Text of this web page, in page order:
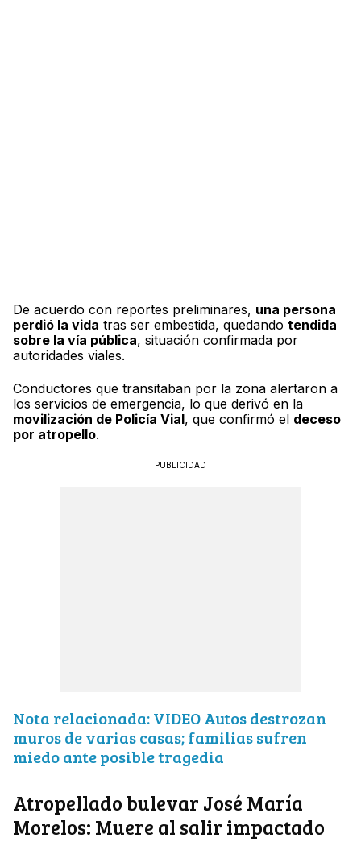
De acuerdo con reportes preliminares, una persona
perdió la vida tras ser embestida, quedando tendida
sobre la vía pública, situación confirmada por
autoridades viales.
Conductores que transitaban por la zona alertaron a
los servicios de emergencia, lo que derivó en la
movilización de Policía Vial, que confirmó el deceso
por atropello.
PUBLICIDAD
Nota relacionada: VIDEO Autos destrozan
muros de varias casas; familias sufren
miedo ante posible tragedia
Atropellado bulevar José María
Morelos: Muere al salir impactado